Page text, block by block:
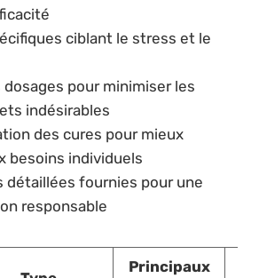
ciblant le stress et le
pour minimiser les
indésirables
des cures pour mieux
besoins individuels
détaillées fournies pour une
responsable
Principaux